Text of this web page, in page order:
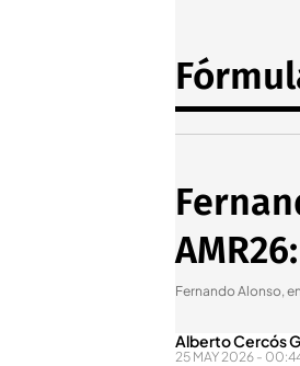
Fernando Alonso,
Alberto Cercós
25 MAY 2026 -